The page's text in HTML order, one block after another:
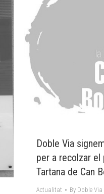
Doble Via
per a recolzar
Tartana de Can
Actualitat By Doble Via